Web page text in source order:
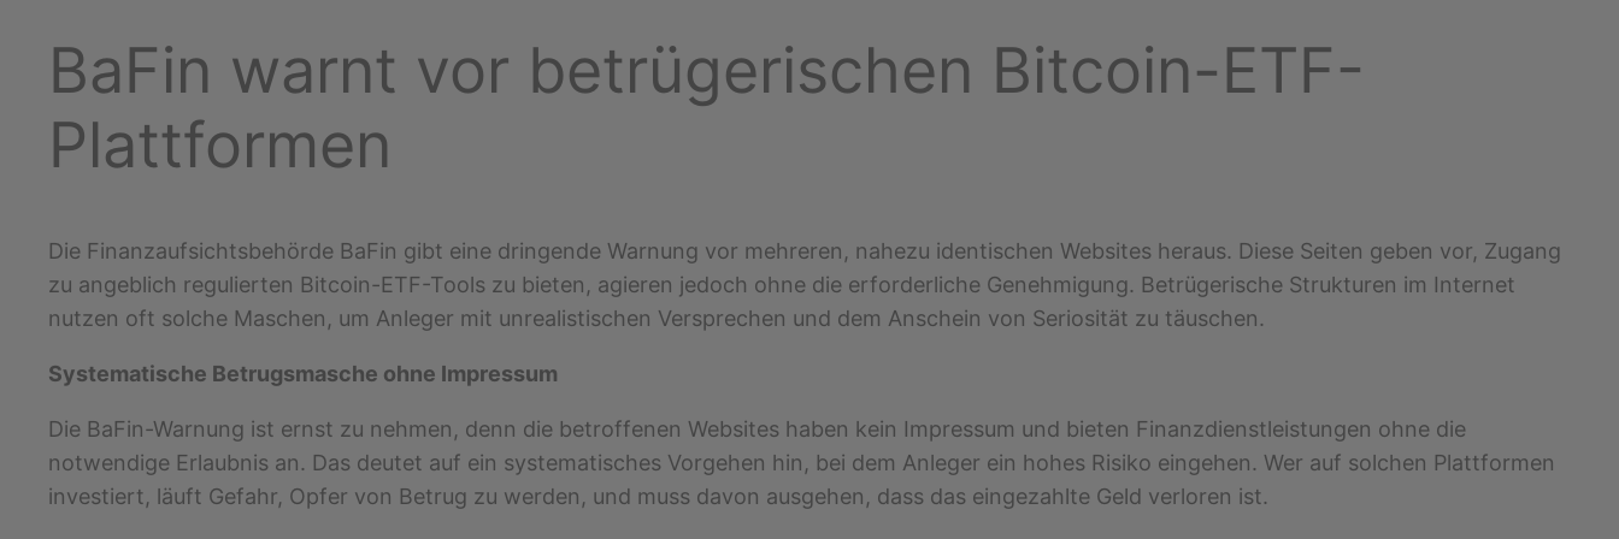
BaFin warnt vor betrügerischen Bitcoin-ETF-
Plattformen
Die Finanzaufsichtsbehörde BaFin gibt eine dringende Warnung vor mehreren, nahezu identischen Websites heraus. Diese Seiten geben vor, Zugang
zu angeblich regulierten Bitcoin-ETF-Tools zu bieten, agieren jedoch ohne die erforderliche Genehmigung. Betrügerische Strukturen im Internet
nutzen oft solche Maschen, um Anleger mit unrealistischen Versprechen und dem Anschein von Seriosität zu täuschen.
Systematische Betrugsmasche ohne Impressum
Die BaFin-Warnung ist ernst zu nehmen, denn die betroffenen Websites haben kein Impressum und bieten Finanzdienstleistungen ohne die
notwendige Erlaubnis an. Das deutet auf ein systematisches Vorgehen hin, bei dem Anleger ein hohes Risiko eingehen. Wer auf solchen Plattformen
investiert, läuft Gefahr, Opfer von Betrug zu werden, und muss davon ausgehen, dass das eingezahlte Geld verloren ist.